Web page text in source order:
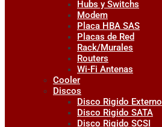
Hubs y Switchs
Modem
Placa HBA SAS
Placas de Red
Rack/Murales
Routers
Wi-Fi Antenas
Cooler
Discos
Disco Rigido Externo
Disco Rigido SATA
Disco Rigido SCSI